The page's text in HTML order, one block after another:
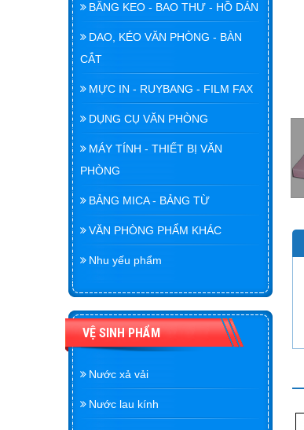
BĂNG KEO - BAO THƯ - HỒ DÁN
DAO, KÉO VĂN PHÒNG - BÀN
CẮT
MỰC IN - RUYBANG - FILM FAX
DỤNG CỤ VĂN PHÒNG
MÁY TÍNH - THIẾT BỊ VĂN
PHÒNG
BẢNG MICA - BẢNG TỪ
VĂN PHÒNG PHẨM KHÁC
Nhu yếu phẩm
VỆ SINH PHẨM
Nước xả vải
Nước lau kính